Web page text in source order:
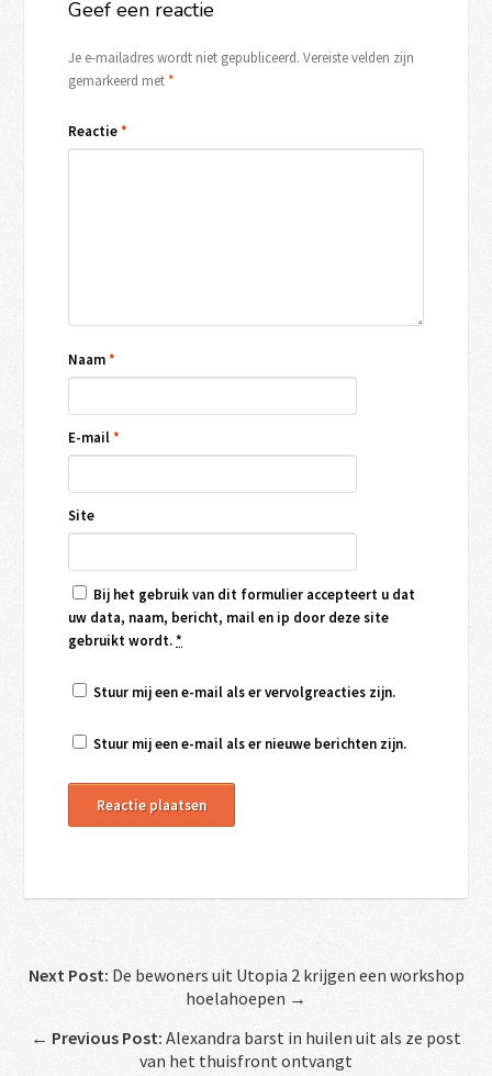
Geef een reactie
Je e-mailadres wordt niet gepubliceerd. Vereiste velden zijn
gemarkeerd met*
Reactie*
Naam*
E-mail*
Site
Bij het gebruik van dit formulier accepteert u dat
uw data, naam, bericht, mail en ip door deze site
gebruikt wordt.*
Stuur mij een e-mail als er vervolgreacties zijn.
Stuur mij een e-mail als er nieuwe berichten zijn.
Next Post: De bewoners uit Utopia 2 krijgen een workshop
hoelahoepen →
← Previous Post: Alexandra barst in huilen uit als ze post
van het thuisfront ontvangt